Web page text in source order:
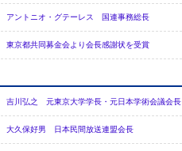
アントニオ・グテーレス 国連事務総長
東京都共同募金会より会長感謝状を受賞
吉川弘之 元東京大学学長・元日本学術会議会長
大久保好男 日本民間放送連盟会長